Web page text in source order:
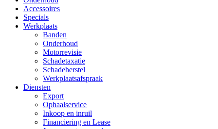
Accessoires
Specials
Werkplaats
Banden
Onderhoud
Motorrevisie
Schadetaxatie
Schadeherstel
Werkplaatsafspraak
Diensten
Export
Ophaalservice
Inkoop en inruil
Financiering en Lease